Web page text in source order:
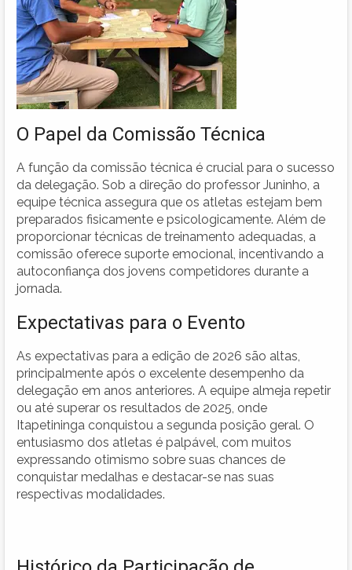
O Papel da Comissão Técnica
A função da comissão técnica é crucial para o sucesso
da delegação. Sob a direção do professor Juninho, a
equipe técnica assegura que os atletas estejam bem
preparados fisicamente e psicologicamente. Além de
proporcionar técnicas de treinamento adequadas, a
comissão oferece suporte emocional, incentivando a
autoconfiança dos jovens competidores durante a
jornada.
Expectativas para o Evento
As expectativas para a edição de 2026 são altas,
principalmente após o excelente desempenho da
delegação em anos anteriores. A equipe almeja repetir
ou até superar os resultados de 2025, onde
Itapetininga conquistou a segunda posição geral. O
entusiasmo dos atletas é palpável, com muitos
expressando otimismo sobre suas chances de
conquistar medalhas e destacar-se nas suas
respectivas modalidades.